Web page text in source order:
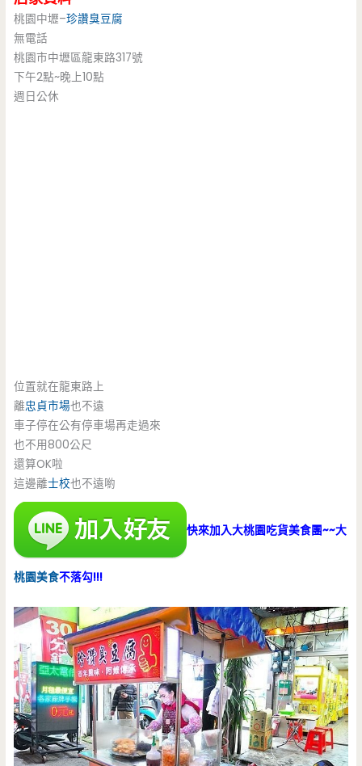
桃園中壢–珍讚臭豆腐
無電話
桃園市中壢區龍東路317號
下午2點~晚上10點
週日公休
位置就在龍東路上
離忠貞市場也不遠
車子停在公有停車場再走過來
也不用800公尺
還算OK啦
這邊離士校也不遠喲
快來加入大桃園吃貨美食團~~大
桃園美食不落勾!!!